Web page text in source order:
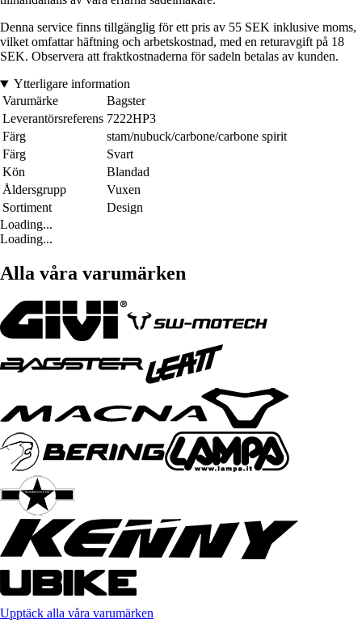
Denna service finns tillgänglig för ett pris av 55 SEK inklusive moms,
vilket omfattar häftning och arbetskostnad, med en returavgift på 18
SEK. Observera att fraktkostnaderna för sadeln betalas av kunden.
Ytterligare information
Varumärke
Bagster
Leverantörsreferens 7222HP3
Färg
stam/nubuck/carbone/carbone spirit
Färg
Svart
Kön
Blandad
Åldersgrupp
Vuxen
Sortiment
Design
Loading...
Loading...
Alla våra varumärken
Upptäck alla våra varumärken